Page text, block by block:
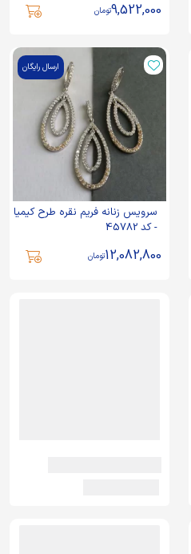
9,522,000تومان
ارسال رایگان
سرویس زنانه فریم نقره طرح کیمیا
- کد 45782
12,082,800تومان